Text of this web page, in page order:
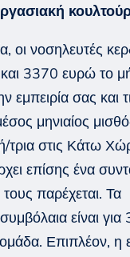
οι νοσηλευτές
3370 ευρώ το
εμπειρία σας και
μηνιαίος
τρια στις Κάτω
επίσης ένα
παρέχεται. Τα
είναι
Επιπλέον, η